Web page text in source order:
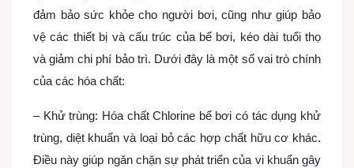
đảm bảo sức khỏe cho người bơi, cũng như giúp bảo
vệ các thiết bị và cấu trúc của bể bơi, kéo dài tuổi thọ
và giảm chi phí bảo trì. Dưới đây là một số vai trò chính
của các hóa chất:
– Khử trùng: Hóa chất Chlorine bể bơi có tác dụng khử
trùng, diệt khuẩn và loại bỏ các hợp chất hữu cơ khác.
Điều này giúp ngăn chặn sự phát triển của vi khuẩn gây